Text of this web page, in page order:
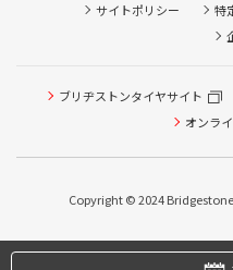
サイトポリシー
特
ブリヂストンタイヤサイト
オンラ
Copyright © 2024
ピット作業の予約